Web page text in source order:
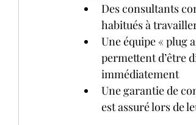
Des consultants
habitués à
Une équipe « plug
permettent d’être
immédiatement
Une garantie de
est assuré lors de